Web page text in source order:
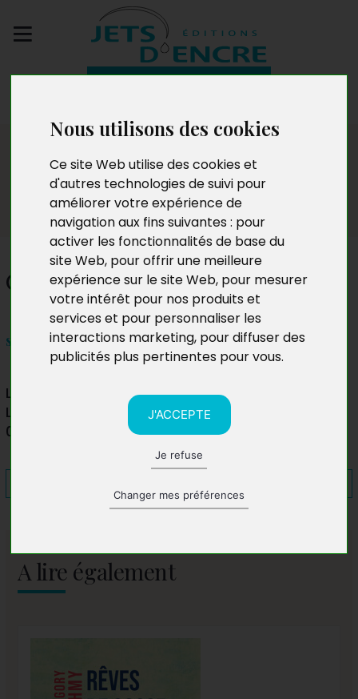
Nous utilisons des cookies
Ce site Web utilise des cookies et
d'autres technologies de suivi pour
améliorer votre expérience de
navigation aux fins suivantes : pour
activer les fonctionnalités de base du
site Web, pour offrir une meilleure
expérience sur le site Web, pour mesurer
votre intérêt pour nos produits et
services et pour personnaliser les
interactions marketing, pour diffuser des
publicités plus pertinentes pour vous.
J'ACCEPTE
Je refuse
Changer mes préférences
Dédicaces
Cassandre Mellarin
samedi 4 avril de 10h à 18h
Le printemps littéraire de Chomérac
La Condamine
07210 Chomérac
A lire également